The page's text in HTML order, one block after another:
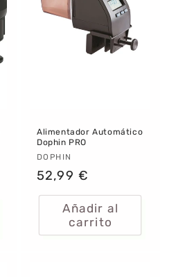
Alimentador Automático
Dophin PRO
Proveedor:
DOPHIN
Precio
habitual
52,99 €
Añadir al
carrito